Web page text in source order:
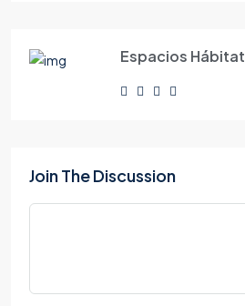
Espacios Hábitat
Join The Discussion